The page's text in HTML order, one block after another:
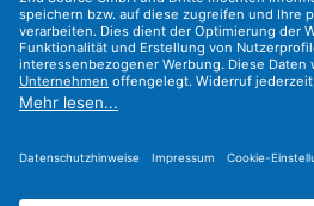
Zahlungsarten
Sicher Einkaufen
Find us on